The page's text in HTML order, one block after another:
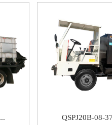
QSPJ20B-08-